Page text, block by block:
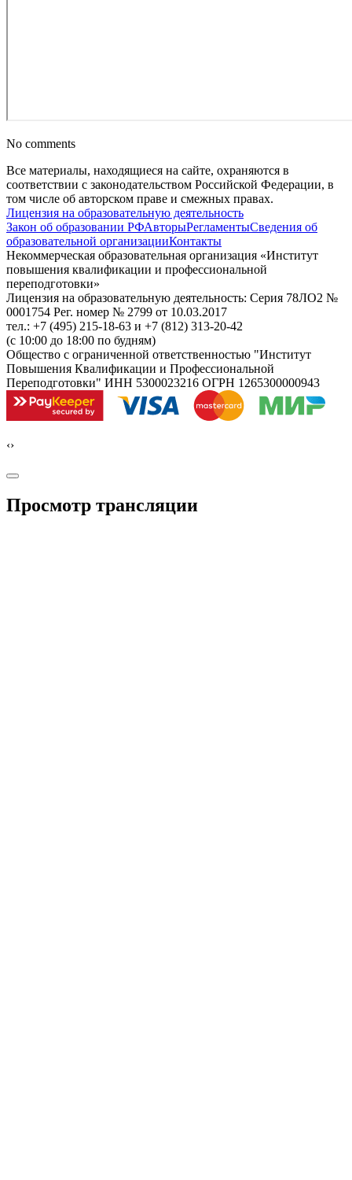
No comments
Все материалы, находящиеся на сайте, охраняются в
соответствии с законодательством Российской Федерации, в
том числе об авторском праве и смежных правах.
Лицензия на образовательную деятельность
Закон об образовании РФАвторыРегламентыСведения об
образовательной организацииКонтакты
Некоммерческая образовательная организация «Институт
повышения квалификации и профессиональной
переподготовки»
Лицензия на образовательную деятельность: Серия 78ЛО2 №
0001754 Рег. номер № 2799 от 10.03.2017
тел.: +7 (495) 215-18-63 и +7 (812) 313-20-42
(с 10:00 до 18:00 по будням)
Общество с ограниченной ответственностью "Институт
Повышения Квалификации и Профессиональной
Переподготовки" ИНН 5300023216 ОГРН 1265300000943
‹›
Просмотр трансляции